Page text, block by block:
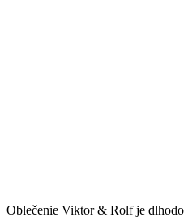
Oblečenie Viktor & Rolf je